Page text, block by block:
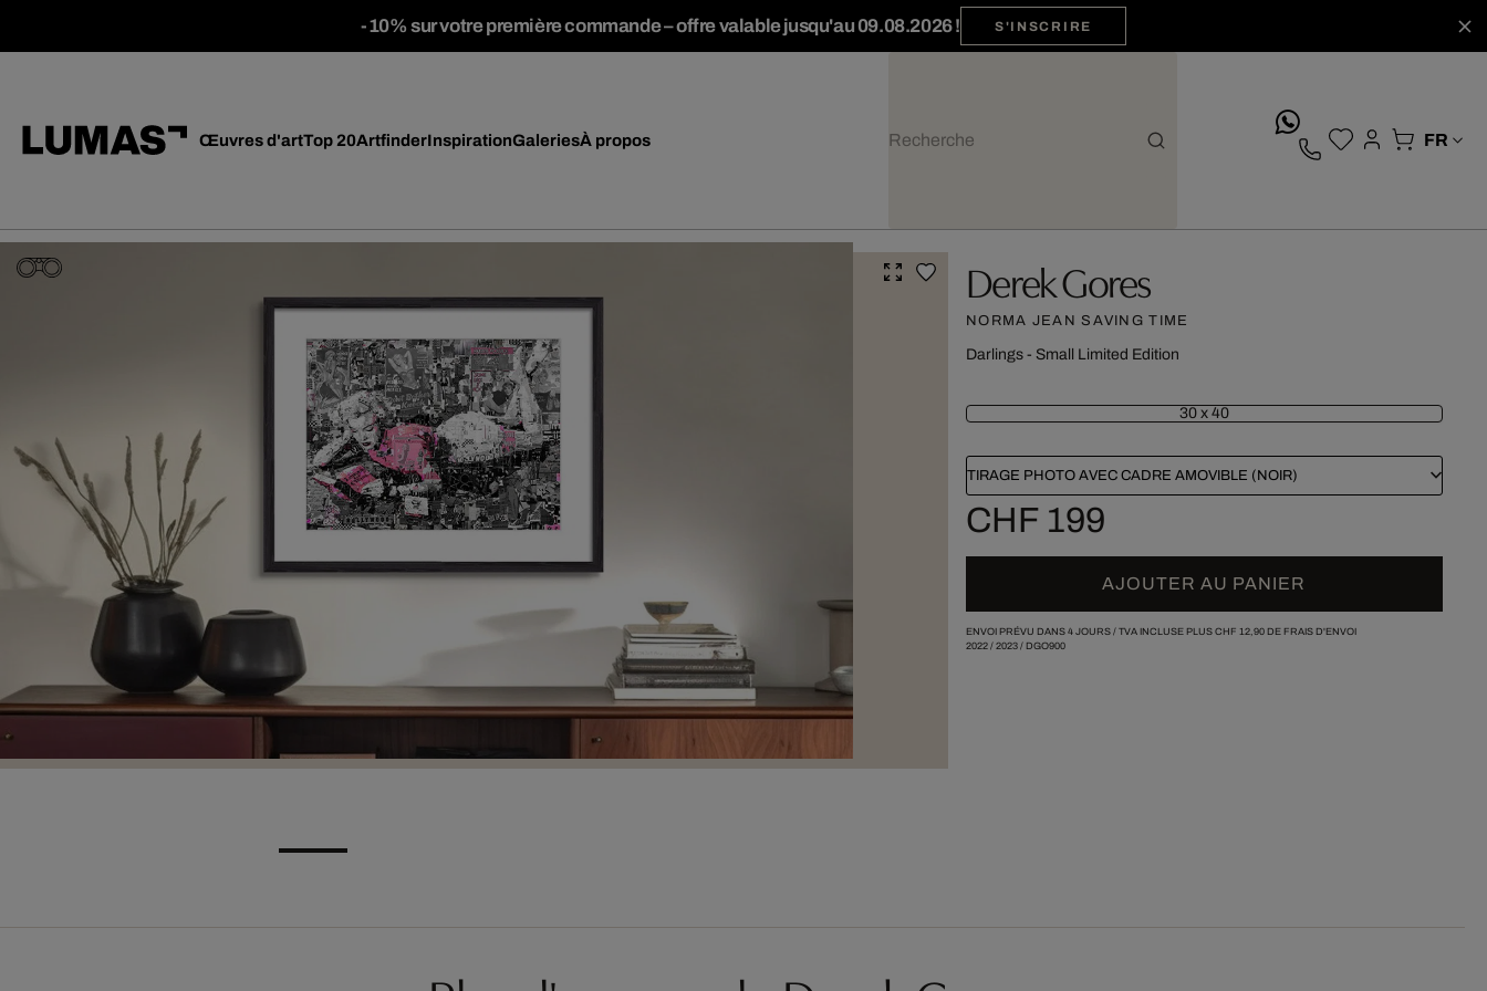
-10% sur votre première commande – offre valable jusqu'au 09.08.2026 ! S'INSCRIRE
Œuvres d'artTop 20ArtfinderInspirationGaleriesÀ propos
Derek Gores
NORMA JEAN SAVING TIME
Darlings - Small Limited Edition
30 x 40
TIRAGE PHOTO AVEC CADRE AMOVIBLE (NOIR)
CHF 199
AJOUTER AU PANIER
ENVOI PRÉVU DANS 4 JOURS / TVA INCLUSE PLUS CHF 12,90DE FRAIS D'ENVOI
2022/ 2023/ DGO900